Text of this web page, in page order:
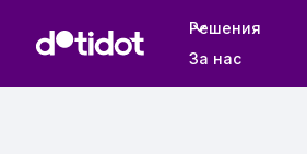
Решения
За нас